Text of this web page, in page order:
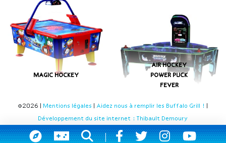
MAGIC HOCKEY
AIR HOCKEY
POWER PUCK
FEVER
©2026 | Mentions légales Aidez nous à remplir les Buffalo Grill !
Développement du site internet : Thibault Demoury